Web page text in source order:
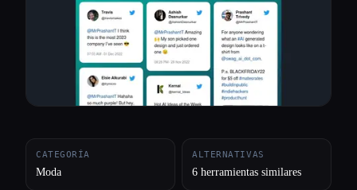
CATEGORÍA
Moda
ALTERNATIVAS
6 herramientas similares